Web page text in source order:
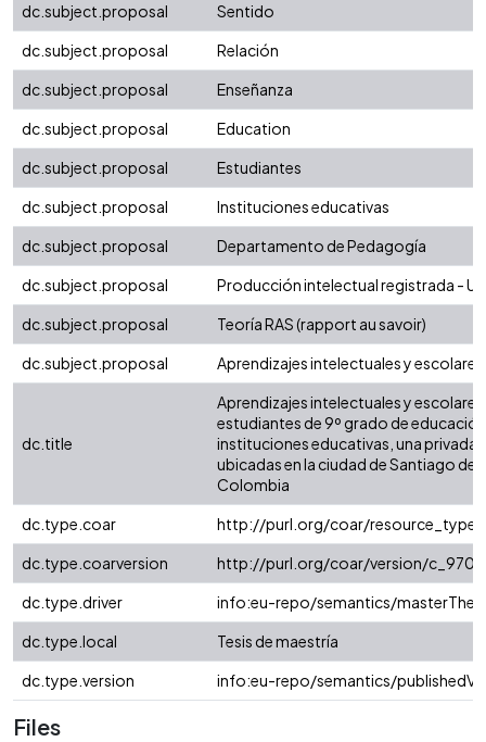
dc.subject.proposal
Sentido
dc.subject.proposal
Relación
dc.subject.proposal
Enseñanza
dc.subject.proposal
Education
dc.subject.proposal
Estudiantes
dc.subject.proposal
Instituciones educativas
dc.subject.proposal
Departamento de Pedagogía
dc.subject.proposal
Producción intelectual registrada -
dc.subject.proposal
Teoría RAS (rapport au savoir)
dc.subject.proposal
Aprendizajes intelectuales y escolares
dc.title
Aprendizajes intelectuales y escolares
estudiantes de 9º grado de
instituciones educativas, una privada
ubicadas en la ciudad de Santiago de
Colombia
dc.type.coar
http://purl.org/coar/resource_type/
dc.type.coarversion
http://purl.org/coar/version/
dc.type.driver
info:eu-repo/semantics/
dc.type.local
Tesis de maestría
dc.type.version
info:eu-repo/semantics/
Files